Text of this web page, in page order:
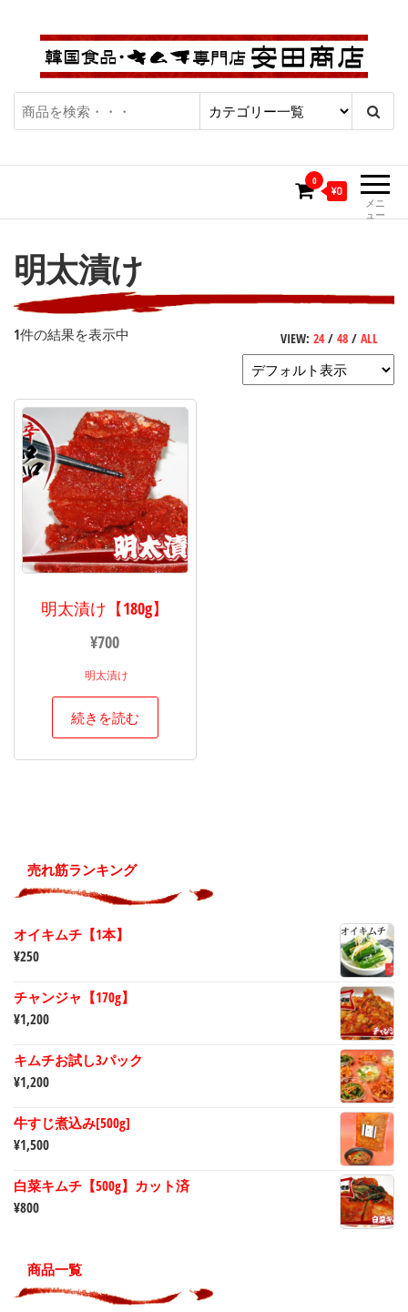
キ
キムチ通販・韓国食品通販専門
ショップ「安田商店」
| キムチ・カクテギ・チャ
り続けて50年、本場の味を
お届け致します。
メニ
ュー
0
¥0
明太漬け
VIEW: 24 / 48 / ALL
1件の結果を表示中
明太漬け【180g】
¥700
明太漬け
続きを読む
売れ筋ランキング
オイキムチ【1本】
¥250
チャンジャ【170g】
¥1,200
キムチお試し3パック
¥1,200
牛すじ煮込み[500g]
¥1,500
白菜キムチ【500g】カット済
¥800
商品一覧